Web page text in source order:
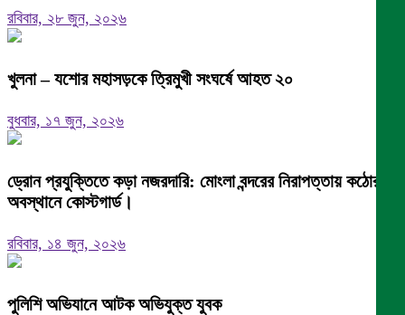
রবিবার, ২৮ জুন, ২০২৬
খুলনা – যশোর মহাসড়কে ত্রিমুখী সংঘর্ষে আহত ২০
বুধবার, ১৭ জুন, ২০২৬
ড্রোন প্রযুক্তিতে কড়া নজরদারি: মোংলা বন্দরের নিরাপত্তায় কঠোর
অবস্থানে কোস্টগার্ড।
রবিবার, ১৪ জুন, ২০২৬
পুলিশি অভিযানে আটক অভিযুক্ত যুবক